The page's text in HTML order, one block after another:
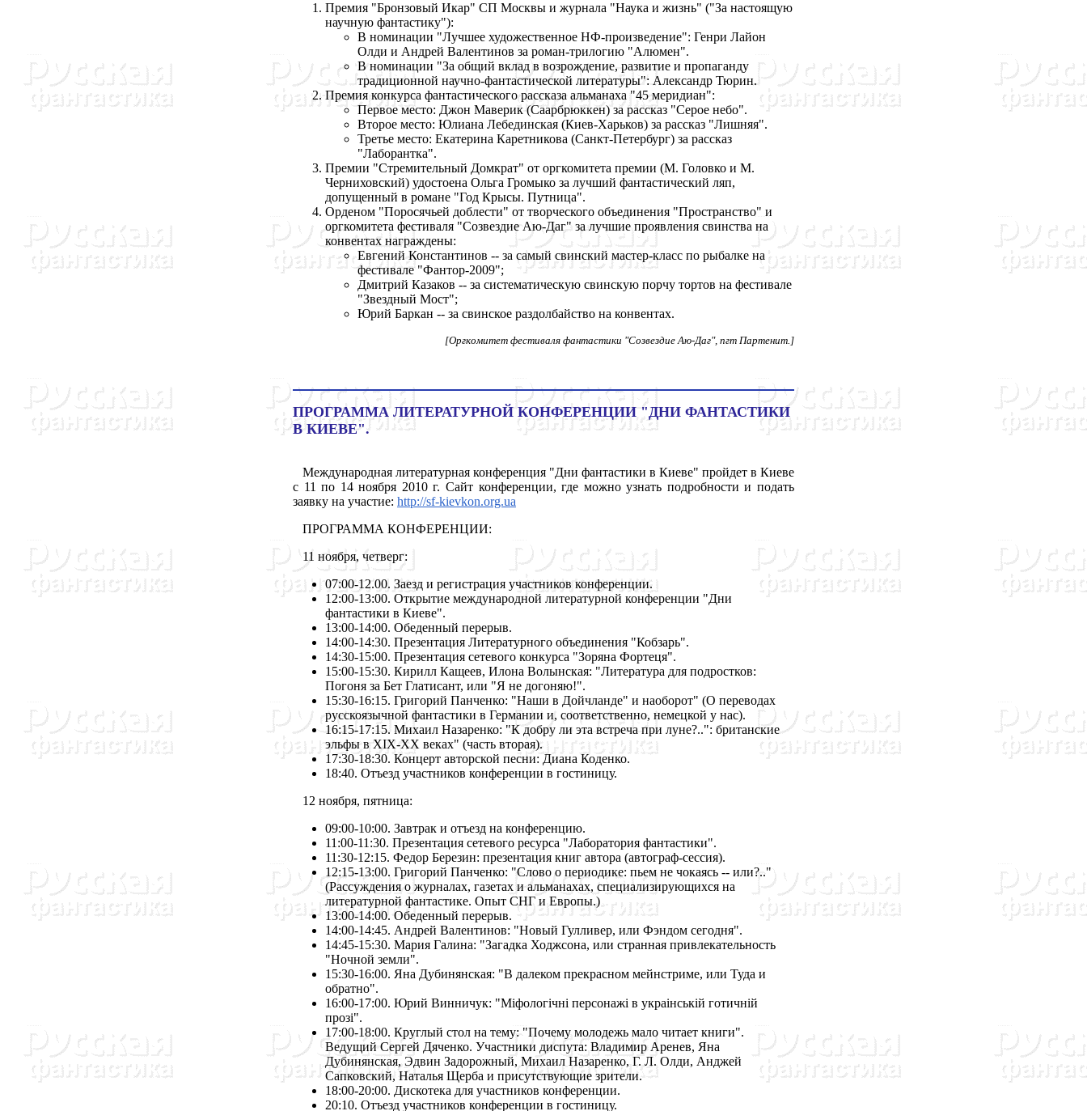
Премия "Бронзовый Икар" СП Москвы и журнала "Наука и жизнь" ("За настоящую
научную фантастику"):
В номинации "Лучшее художественное НФ-произведение": Генри Лайон
Олди и Андрей Валентинов за роман-трилогию "Алюмен".
В номинации "За общий вклад в возрождение, развитие и пропаганду
традиционной научно-фантастической литературы": Александр Тюрин.
Премия конкурса фантастического рассказа альманаха "45 меридиан":
Первое место: Джон Маверик (Саарбрюккен) за рассказ "Серое небо".
Второе место: Юлиана Лебединская (Киев-Харьков) за рассказ "Лишняя".
Третье место: Екатерина Каретникова (Санкт-Петербург) за рассказ
"Лаборантка".
Премии "Стремительный Домкрат" от оргкомитета премии (М. Головко и М.
Черниховский) удостоена Ольга Громыко за лучший фантастический ляп,
допущенный в романе "Год Крысы. Путница".
Орденом "Поросячьей доблести" от творческого объединения "Пространство" и
оргкомитета фестиваля "Созвездие Аю-Даг" за лучшие проявления свинства на
конвентах награждены:
Евгений Константинов -- за самый свинский мастер-класс по рыбалке на
фестивале "Фантор-2009";
Дмитрий Казаков -- за систематическую свинскую порчу тортов на фестивале
"Звездный Мост";
Юрий Баркан -- за свинское раздолбайство на конвентах.
[Оргкомитет фестиваля фантастики "Созвездие Аю-Даг", пгт Партенит.]
ПРОГРАММА ЛИТЕРАТУРНОЙ КОНФЕРЕНЦИИ "ДНИ ФАНТАСТИКИ
В КИЕВЕ".
Международная литературная конференция "Дни фантастики в Киеве" пройдет в Киеве
с 11 по 14 ноября 2010 г. Сайт конференции, где можно узнать подробности и подать
заявку на участие: http://sf-kievkon.org.ua
ПРОГРАММА КОНФЕРЕНЦИИ:
11 ноября, четверг:
07:00-12.00. Заезд и регистрация участников конференции.
12:00-13:00. Открытие международной литературной конференции "Дни
фантастики в Киеве".
13:00-14:00. Обеденный перерыв.
14:00-14:30. Презентация Литературного объединения "Кобзарь".
14:30-15:00. Презентация сетевого конкурса "Зоряна Фортеця".
15:00-15:30. Кирилл Кащеев, Илона Волынская: "Литература для подростков:
Погоня за Бет Глатисант, или "Я не догоняю!".
15:30-16:15. Григорий Панченко: "Наши в Дойчланде" и наоборот" (О переводах
русскоязычной фантастики в Германии и, соответственно, немецкой у нас).
16:15-17:15. Михаил Назаренко: "К добру ли эта встреча при луне?..": британские
эльфы в XIX-XX веках" (часть вторая).
17:30-18:30. Концерт авторской песни: Диана Коденко.
18:40. Отъезд участников конференции в гостиницу.
12 ноября, пятница:
09:00-10:00. Завтрак и отъезд на конференцию.
11:00-11:30. Презентация сетевого ресурса "Лаборатория фантастики".
11:30-12:15. Федор Березин: презентация книг автора (автограф-сессия).
12:15-13:00. Григорий Панченко: "Слово о периодике: пьем не чокаясь -- или?.."
(Рассуждения о журналах, газетах и альманахах, специализирующихся на
литературной фантастике. Опыт СНГ и Европы.)
13:00-14:00. Обеденный перерыв.
14:00-14:45. Андрей Валентинов: "Новый Гулливер, или Фэндом сегодня".
14:45-15:30. Мария Галина: "Загадка Ходжсона, или странная привлекательность
"Ночной земли".
15:30-16:00. Яна Дубинянская: "В далеком прекрасном мейнстриме, или Туда и
обратно".
16:00-17:00. Юрий Винничук: "Мiфологiчнi персонажi в украiнськiй готичнiй
прозi".
17:00-18:00. Круглый стол на тему: "Почему молодежь мало читает книги".
Ведущий Сергей Дяченко. Участники диспута: Владимир Аренев, Яна
Дубинянская, Эдвин Задорожный, Михаил Назаренко, Г. Л. Олди, Анджей
Сапковский, Наталья Щерба и присутствующие зрители.
18:00-20:00. Дискотека для участников конференции.
20:10. Отъезд участников конференции в гостиницу.